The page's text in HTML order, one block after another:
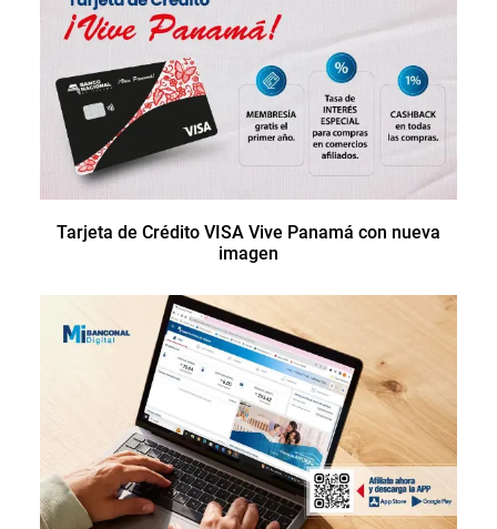
Tarjeta de Crédito VISA Vive Panamá con nueva
imagen